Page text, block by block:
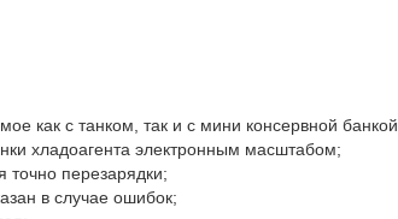
как с танком, так и с мини консервной банкой
хладоагента электронным масштабом;
точно перезарядки;
в случае ошибок;